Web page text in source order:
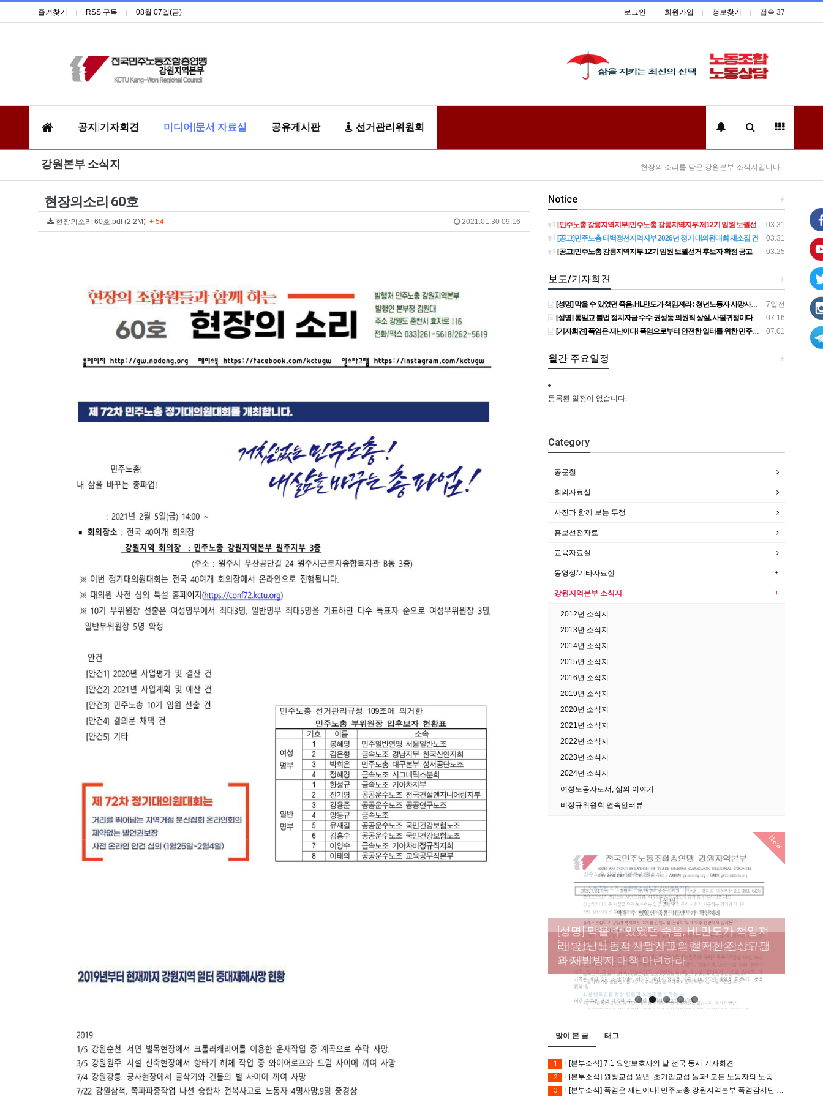
즐겨찾기 RSS 구독 08월 07일(금) 로그인 회원가입 정보찾기 접속 37
공지|기자회견 미디어|문서 자료실 공유게시판 선거관리위원회
강원본부 소식지 현장의 소리를 담은 강원본부 소식지입니다.
현장의소리 60호
2021.01.30 09:16
현장의소리 60호.pdf (2.2M) + 54
+
Notice
03.31
[민주노총 강릉지역지부]민주노총 강릉지역지부 제12기 임원 보궐선거결과 공고
03.31
[공고]민주노총 태백정선지역지부 2026년 정기 대의원대회 재소집 건
03.25
[공고]민주노총 강릉지역지부 12기 임원 보궐선거 후보자 확정 공고
+
보도/기자회견
7일전
[성명] 막을 수 있었던 죽음, HL만도가 책임져라 : 청년노동자 사망사고의 철저한 진상규명과 재발방지 대책 마련하라
07.16
[성명] 통일교 불법 정치자금 수수 권성동 의원직 상실, 사필귀정이다
07.01
[기자회견] 폭염은 재난이다! 폭염으로부터 안전한 일터를 위한 민주노총 강원지역본부 폭염감시단 선포 기자회견
+
월간 주요일정
등록된 일정이 없습니다.
Category
공문철
회의자료실
사진과 함께 보는 투쟁
홍보선전자료
교육자료실
동영상/기타자료실
강원지역본부 소식지
2012년 소식지
2013년 소식지
2014년 소식지
2015년 소식지
2016년 소식지
2019년 소식지
2020년 소식지
2021년 소식지
2022년 소식지
2023년 소식지
2024년 소식지
여성노동자로서, 삶의 이야기
비정규위원회 연속인터뷰
New
[성명] 막을 수 있었던 죽음, HL만도가 책임져
라 : 청년노동자 사망사고의 철저한 진상규명
과 재발방지 대책 마련하라
[산별소식] 건설산업연맹 플랜트건설노조 강
원충북지부
[강릉,속초,원주,춘천] 폭염감시단 사업 이모저
모
[조합원☆인터뷰] 서비스연맹 전국학교비정
규직노동조합 강원지부 김유미 춘천지회장
[본부소식] 강원지역 노동자 합창단 모임
많이 본 글 태그
1 [본부소식] 7.1 요양보호사의 날 전국 동시 기자회견
2 [본부소식] 원청교섭 원년. 초기업교섭 돌파! 모든 노동자의 노동기본권 쟁취! 민주노총 7.15 총파업대회
3 [본부소식] 폭염은 재난이다! 민주노총 강원지역본부 폭염감시단 선포 기자회견